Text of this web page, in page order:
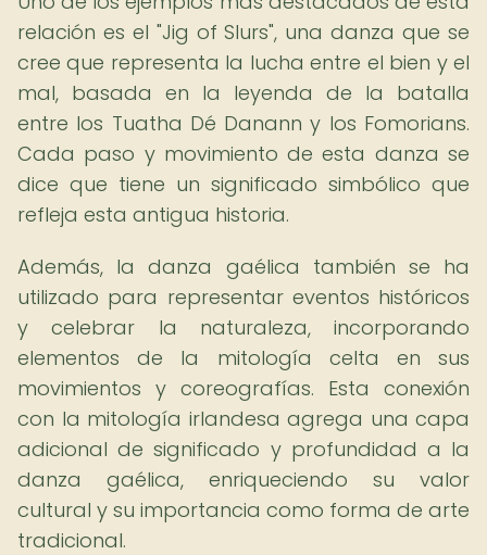
relación es el "Jig of Slurs", una danza que se
cree que representa la lucha entre el bien y el
mal, basada en la leyenda de la batalla
entre los Tuatha Dé Danann y los Fomorians.
Cada paso y movimiento de esta danza se
dice que tiene un significado simbólico que
refleja esta antigua historia.
Además, la danza gaélica también se ha
utilizado para representar eventos históricos
y celebrar la naturaleza, incorporando
elementos de la mitología celta en sus
movimientos y coreografías. Esta conexión
con la mitología irlandesa agrega una capa
adicional de significado y profundidad a la
danza gaélica, enriqueciendo su valor
cultural y su importancia como forma de arte
tradicional.